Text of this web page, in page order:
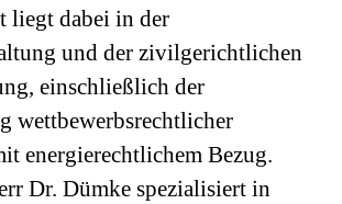
liegt dabei in der
und der zivilgerichtlichen
einschließlich der
wettbewerbsrechtlicher
energierechtlichem Bezug.
Dr. Dümke spezialisiert in